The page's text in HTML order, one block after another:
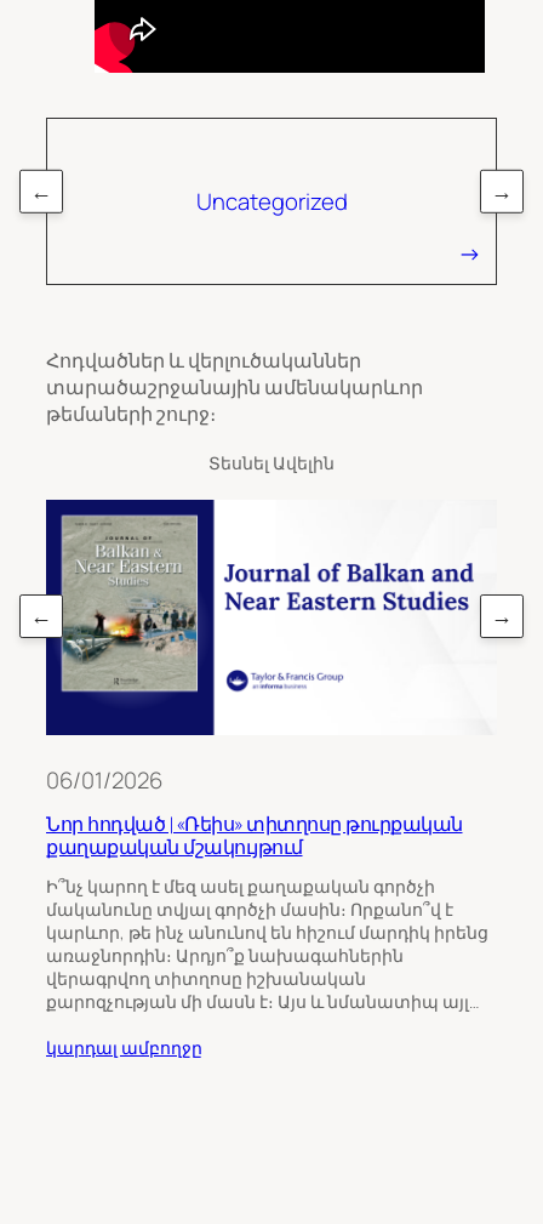
Uncategorized
← →
Հոդվածներ և վերլուծականներ
տարածաշրջանային ամենակարևոր
թեմաների շուրջ։
Տեսնել Ավելին
06/01/2026
Նոր հոդված | «Ռեիս» տիտղոսը թուրքական
քաղաքական մշակույթում
Ի՞նչ կարող է մեզ ասել քաղաքական գործչի
մականունը տվյալ գործչի մասին։ Որքանո՞վ է
կարևոր, թե ինչ անունով են հիշում մարդիկ իրենց
առաջնորդին։ Արդյո՞ք նախագահներին
վերագրվող տիտղոսը իշխանական
քարոզչության մի մասն է։ Այս և նմանատիպ այլ…
կարդալ ամբողջը
← →